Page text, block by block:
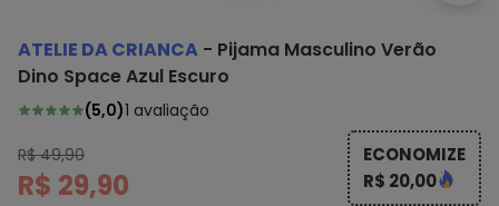
ATELIE DA CRIANCA - Pijama Masculino Verão
Dino Space Azul Escuro
(5,0)1 avaliação
R$ 49,90
R$ 29,90
ECONOMIZE
R$ 20,00